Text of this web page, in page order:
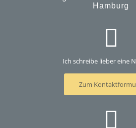
Hamburg
Ich schreibe lieber eine
Zum